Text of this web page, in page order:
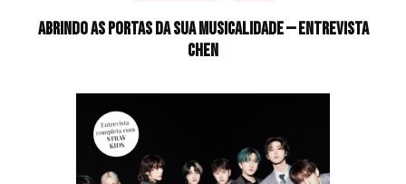
Abrindo as portas da sua musicalidade — Entrevista
CHEN